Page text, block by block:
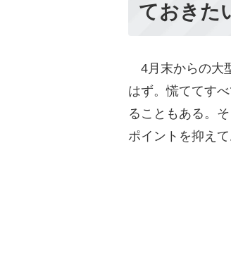
ておきた
4月末からの大
はず。慌ててす
ることもある。
ポイントを抑え